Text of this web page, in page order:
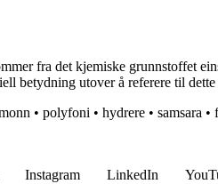
fra det kjemiske grunnstoffet
betydning utover å referere til
• polyfoni • hydrere • samsara •
Instagram LinkedIn